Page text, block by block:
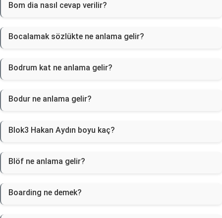
Bom dia nasıl cevap verilir?
Bocalamak sözlükte ne anlama gelir?
Bodrum kat ne anlama gelir?
Bodur ne anlama gelir?
Blok3 Hakan Aydın boyu kaç?
Blöf ne anlama gelir?
Boarding ne demek?